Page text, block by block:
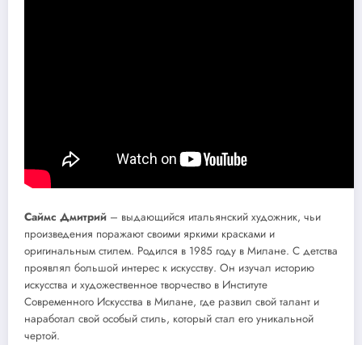
Саймс Дмитрий – выдающийся итальянский художник, чьи
произведения поражают своими яркими красками и
оригинальным стилем. Родился в 1985 году в Милане. С детства
проявлял большой интерес к искусству. Он изучал историю
искусства и художественное творчество в Институте
Современного Искусства в Милане, где развил свой талант и
наработал свой особый стиль, который стал его уникальной
чертой.